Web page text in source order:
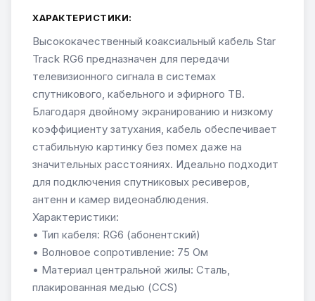
ХАРАКТЕРИСТИКИ:
Высококачественный коаксиальный кабель Star
Track RG6 предназначен для передачи
телевизионного сигнала в системах
спутникового, кабельного и эфирного ТВ.
Благодаря двойному экранированию и низкому
коэффициенту затухания, кабель обеспечивает
стабильную картинку без помех даже на
значительных расстояниях. Идеально подходит
для подключения спутниковых ресиверов,
антенн и камер видеонаблюдения.
Характеристики:
• Тип кабеля: RG6 (абонентский)
• Волновое сопротивление: 75 Ом
• Материал центральной жилы: Сталь,
плакированная медью (CCS)